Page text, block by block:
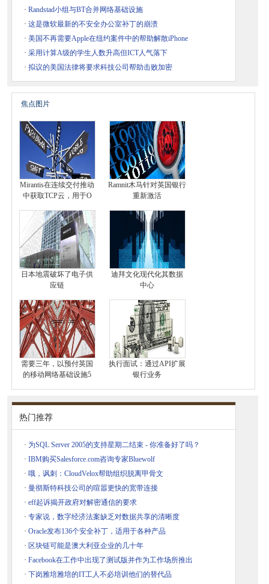
· Randstad小组与BT合并网络基础设施
· 这是微软最新的不安全办公室补丁的崩溃
· 美国不再需要Apple在纽约案件中的帮助解散iPhone
· 采用计算A级的学生人数升高但ICT人气落下
· 拟议的美国法律将要求科技公司帮助击败加密
焦点图片
Mirantis在连续交付推动
中获取TCP云，用于O
Ramnit木马针对英国银行
重新激活
日本地震破坏了电子供
应链
迪拜文化现代化其数据
中心
需要三年，以预付英国
的移动网络基础设施5
执行面试：通过API扩展
银行业务
热门推荐
· 为SQL Server 2005的支持星期二结束 - 你准备好了吗？
· IBM购买Salesforce.com咨询专家Bluewolf
· 哦，讽刺：CloudVelox帮助组织脱离甲骨文
· 曼彻斯特科技公司的喧嚣更快的宽带连接
· eff起诉揭开政府对解密通信的要求
· 专家说，数字经济法案缺乏对数据共享的清晰度
· Oracle发布136个安全补丁，适用于各种产品
· 区块链可能是澳大利亚企业的几十年
· Facebook在工作中出现了测试版并作为工作场所推出
· 下岗雅培雅培的IT工人不必培训他们的替代品